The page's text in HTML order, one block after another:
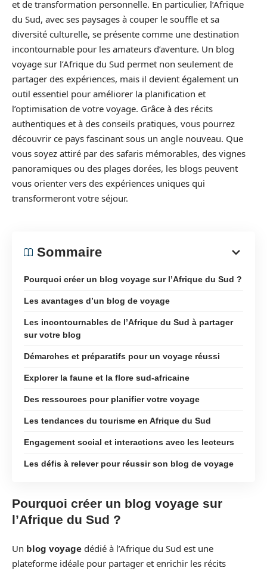
et de transformation personnelle. En particulier, l’Afrique
du Sud, avec ses paysages à couper le souffle et sa
diversité culturelle, se présente comme une destination
incontournable pour les amateurs d’aventure. Un blog
voyage sur l’Afrique du Sud permet non seulement de
partager des expériences, mais il devient également un
outil essentiel pour améliorer la planification et
l’optimisation de votre voyage. Grâce à des récits
authentiques et à des conseils pratiques, vous pourrez
découvrir ce pays fascinant sous un angle nouveau. Que
vous soyez attiré par des safaris mémorables, des vignes
panoramiques ou des plages dorées, les blogs peuvent
vous orienter vers des expériences uniques qui
transformeront votre séjour.
Sommaire
Pourquoi créer un blog voyage sur l’Afrique du Sud ?
Les avantages d’un blog de voyage
Les incontournables de l’Afrique du Sud à partager
sur votre blog
Démarches et préparatifs pour un voyage réussi
Explorer la faune et la flore sud-africaine
Des ressources pour planifier votre voyage
Les tendances du tourisme en Afrique du Sud
Engagement social et interactions avec les lecteurs
Les défis à relever pour réussir son blog de voyage
Pourquoi créer un blog voyage sur
l’Afrique du Sud ?
Un blog voyage dédié à l’Afrique du Sud est une
plateforme idéale pour partager et enrichir les récits